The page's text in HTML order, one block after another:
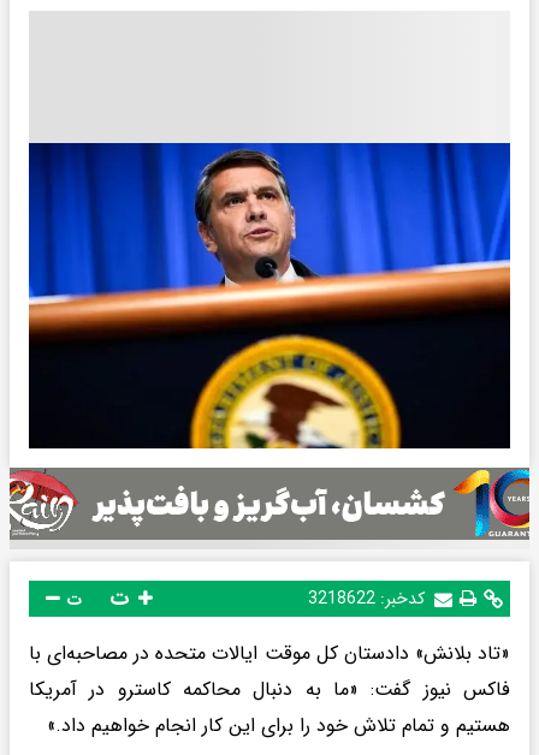
کدخبر: 3218622 ت
«تاد بلانش» دادستان کل موقت ایالات متحده در مصاحبه‌ای با
فاکس نیوز گفت: «ما به دنبال محاکمه کاسترو در آمریکا
هستیم و تمام تلاش خود را برای این کار انجام خواهیم داد.»